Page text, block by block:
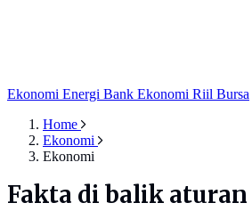
Ekonomi Energi Bank Ekonomi Riil Bursa
Home
Ekonomi
Ekonomi
Fakta di balik